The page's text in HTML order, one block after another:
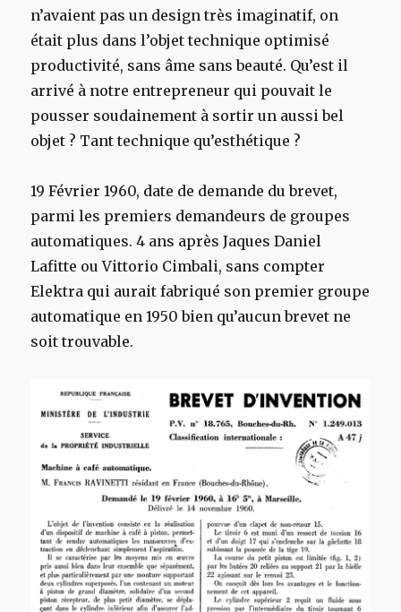
n’avaient pas un design très imaginatif, on
était plus dans l’objet technique optimisé
productivité, sans âme sans beauté. Qu’est il
arrivé à notre entrepreneur qui pouvait le
pousser soudainement à sortir un aussi bel
objet ? Tant technique qu’esthétique ?
19 Février 1960, date de demande du brevet,
parmi les premiers demandeurs de groupes
automatiques. 4 ans après Jaques Daniel
Lafitte ou Vittorio Cimbali, sans compter
Elektra qui aurait fabriqué son premier groupe
automatique en 1950 bien qu’aucun brevet ne
soit trouvable.